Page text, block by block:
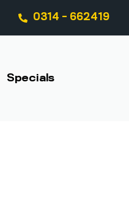
0314 - 662419
Specials